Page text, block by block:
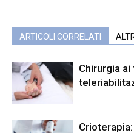
ARTICOLI CORRELATI
Chirurgia